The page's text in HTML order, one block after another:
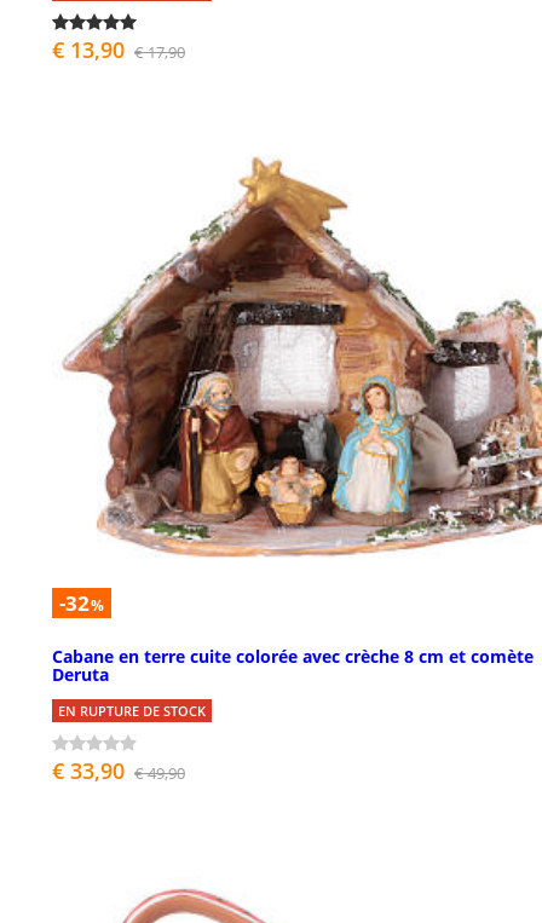
€ 13,90 € 17,90
-32%
Cabane en terre cuite colorée avec crèche 8 cm et comète
Deruta
EN RUPTURE DE STOCK
€ 33,90 € 49,90